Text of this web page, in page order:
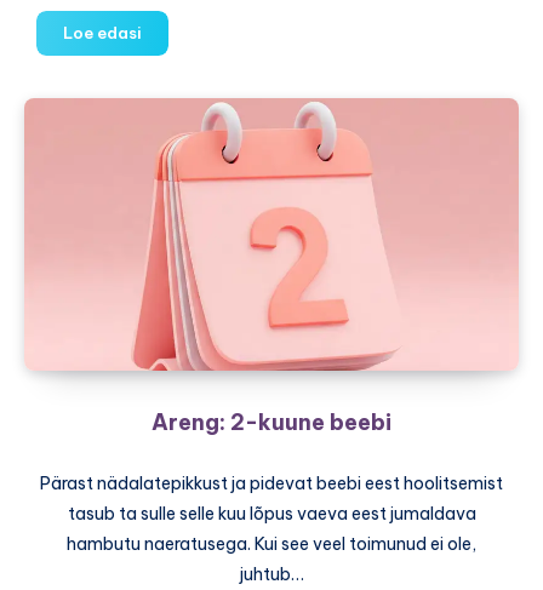
Loe edasi
3-
Areng: 2-kuune beebi
Pärast nädalatepikkust ja pidevat beebi eest hoolitsemist
tasub ta sulle selle kuu lõpus vaeva eest jumaldava
hambutu naeratusega. Kui see veel toimunud ei ole,
juhtub…